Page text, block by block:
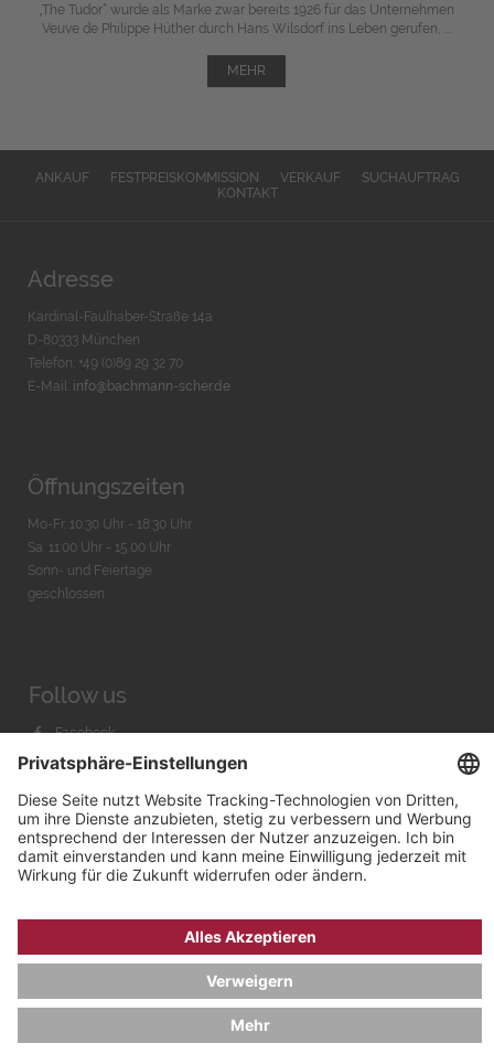
„The Tudor“ wurde als Marke zwar bereits 1926 für das Unternehmen
Veuve de Philippe Hüther durch Hans Wilsdorf ins Leben gerufen, ...
MEHR
ANKAUF FESTPREISKOMMISSION VERKAUF
SUCHAUFTRAG
KONTAKT
Adresse
Kardinal-Faulhaber-Straße 14a
D-80333 München
Telefon: +49 (0)89 29 32 70
E-Mail: info@bachmann-scher.de
Öffnungszeiten
Mo-Fr. 10:30 Uhr - 18:30 Uhr
Sa. 11:00 Uhr - 15.00 Uhr
Sonn- und Feiertage
geschlossen
Follow us
Facebook
Instagram
Bachmann & Scher GmbH / Watchandco GmbH
DATENSCHUTZ IMPRESSUM
VERSANDKOSTEN